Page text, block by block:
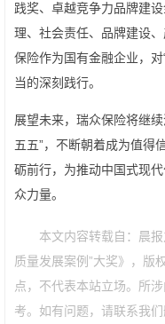
践奖、卓越竞争力品牌建
理、社会责任、品牌建设
保险作为国有金融企业，
当的深刻践行。
展望未来，瑞众保险将继
五五”，不断朝着成为值得
砺前行，为推动中国式现
众力量。
本文内容转载自：晨
质量发展案例”大奖》，版
点，不代表本站立场。所
考。如有问题，请联系我们